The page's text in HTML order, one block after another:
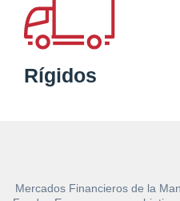
Rígidos
Mercados Financieros de la